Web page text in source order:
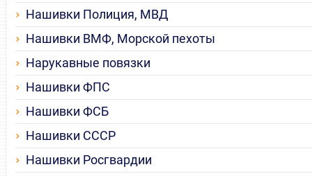
Нашивки Полиция, МВД
Нашивки ВМФ, Морской пехоты
Нарукавные повязки
Нашивки ФПС
Нашивки ФСБ
Нашивки СССР
Нашивки Росгвардии